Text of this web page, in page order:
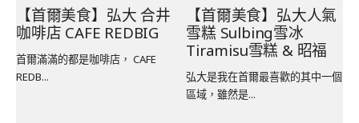
【首爾美食】弘大 合井
咖啡店 CAFE REDBIG
首爾滿滿的都是咖啡店， CAFE
REDB...
【首爾美食】弘大人氣
雪糕 Sulbing雪冰
Tiramisu雪糕 & 昭福
弘大是我在首爾最喜歡的其中一個
區域，雖然是...